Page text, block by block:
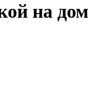
на дом